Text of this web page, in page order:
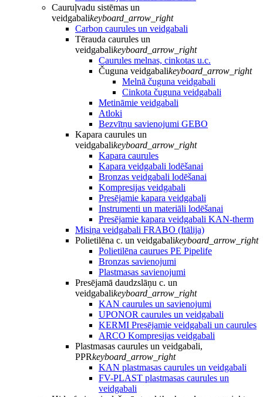
Cauruļvadu sistēmas un
veidgabalikeyboard_arrow_right
Carbon caurules un veidgabali
Tērauda caurules un
veidgabalikeyboard_arrow_right
Caurules melnas, cinkotas u.c.
Čuguna veidgabalikeyboard_arrow_right
Melnā čuguna veidgabali
Cinkota čuguna veidgabali
Metināmie veidgabali
Atloki
Bezvītņu savienojumi GEBO
Kapara caurules un
veidgabalikeyboard_arrow_right
Kapara caurules
Kapara veidgabali lodēšanai
Bronzas veidgabali lodēšanai
Kompresijas veidgabali
Presējamie kapara veidgabali
Instrumenti un materiāli lodēšanai
Presējamie kapara veidgabali KAN-therm
Misiņa veidgabali FRABO (Itālija)
Polietilēna c. un veidgabalikeyboard_arrow_right
Polietilēna caurues PE Pipelife
Bronzas savienojumi
Plastmasas savienojumi
Presējamā daudzslāņu c. un
veidgabalikeyboard_arrow_right
KAN caurules un savienojumi
UPONOR caurules un veidgabali
KERMI Presējamie veidgabali un caurules
ARCO Kompresijas veidgabali
Plastmasas caurules un veidgabali,
PPRkeyboard_arrow_right
KAN plastmasas caurules un veidgabali
FV-PLAST plastmasas caurules un
veidgabali